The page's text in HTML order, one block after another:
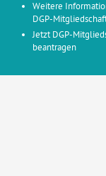
Weitere
DGP-
Jetzt DGP-
beantragen